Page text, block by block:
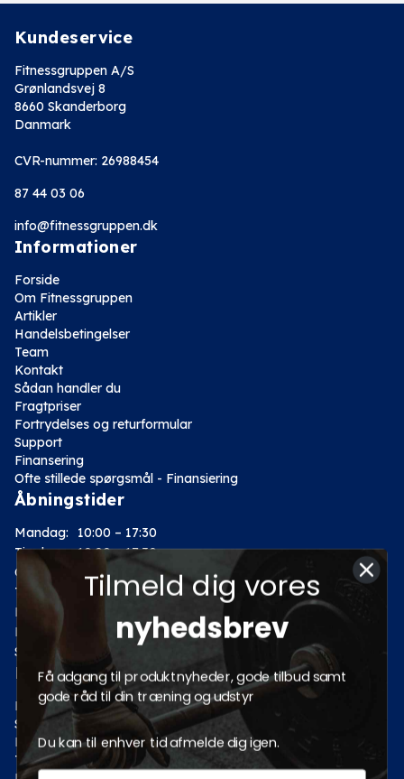
Kundeservice
Fitnessgruppen A/S
Grønlandsvej 8
8660 Skanderborg
Danmark
CVR-nummer: 26988454
87 44 03 06
info@fitnessgruppen.dk
Informationer
Forside
Om Fitnessgruppen
Artikler
Handelsbetingelser
Team
Kontakt
Sådan handler du
Fragtpriser
Fortrydelses og returformular
Support
Finansering
Ofte stillede spørgsmål - Finansiering
Åbningstider
Mandag:
10:00 – 17:30
Tirsdag: 10:00 – 17:30
Onsdag:
10:00 – 17:30
Torsdag:
10:00 – 17:30
Fredag:
10:00 – 17:30
Lørdag:
10:00 – 14:00
Søndag: Lukket
Kategorier
Motion
Styrketræning
Fitness
Tilbud
Tilmeld dig vores
nyhedsbrev
Få adgang til produktnyheder, gode tilbud samt
gode råd til din træning og udstyr
Du kan til enhver tid afmelde dig igen.